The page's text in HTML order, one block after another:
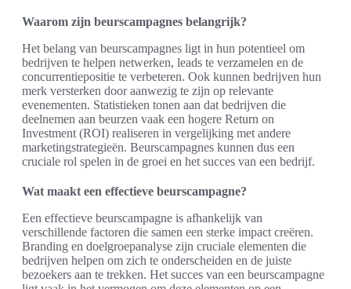
Waarom zijn beurscampagnes belangrijk?
Het belang van beurscampagnes ligt in hun potentieel om
bedrijven te helpen netwerken, leads te verzamelen en de
concurrentiepositie te verbeteren. Ook kunnen bedrijven hun
merk versterken door aanwezig te zijn op relevante
evenementen. Statistieken tonen aan dat bedrijven die
deelnemen aan beurzen vaak een hogere Return on
Investment (ROI) realiseren in vergelijking met andere
marketingstrategieën. Beurscampagnes kunnen dus een
cruciale rol spelen in de groei en het succes van een bedrijf.
Wat maakt een effectieve beurscampagne?
Een effectieve beurscampagne is afhankelijk van
verschillende factoren die samen een sterke impact creëren.
Branding en doelgroepanalyse zijn cruciale elementen die
bedrijven helpen om zich te onderscheiden en de juiste
bezoekers aan te trekken. Het succes van een beurscampagne